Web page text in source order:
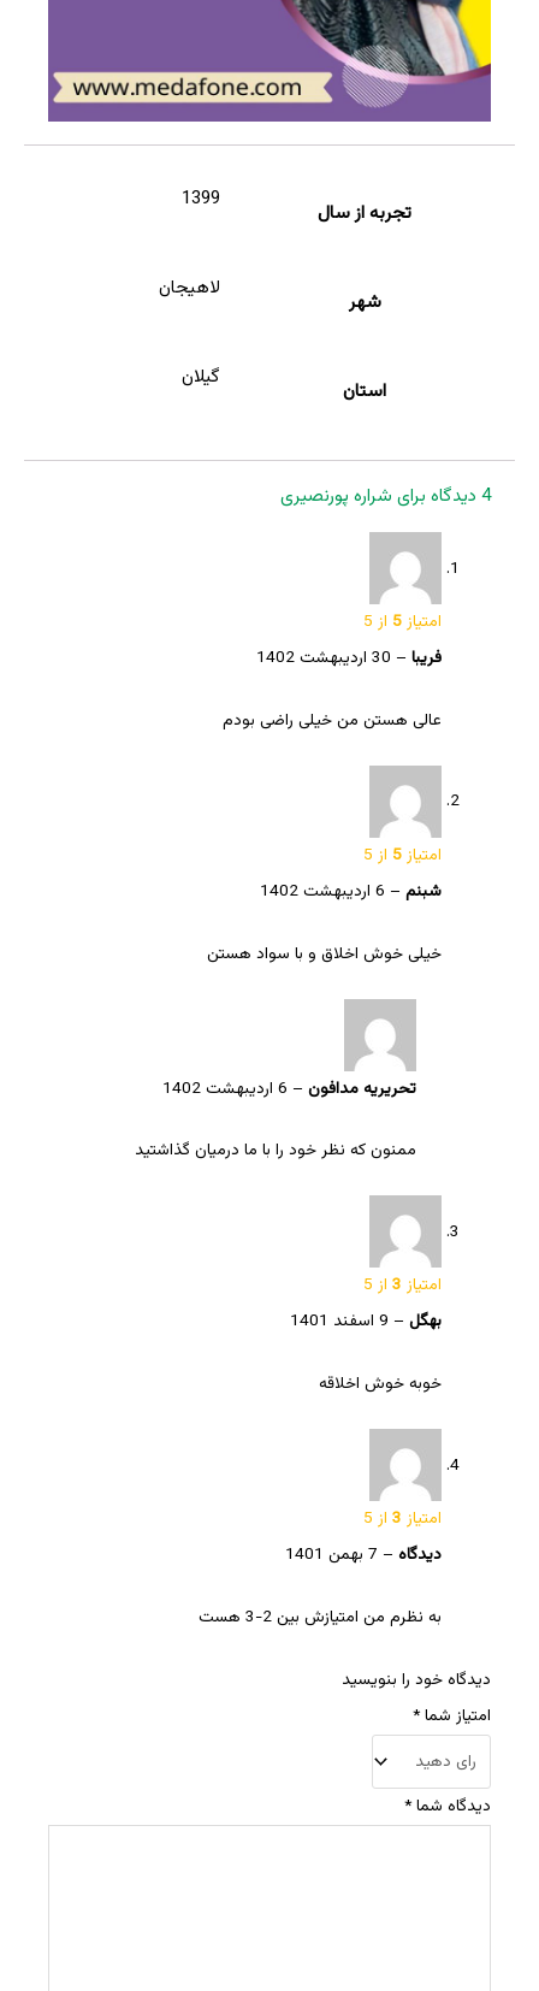
تجربه از سال
1399
شهر
لاهیجان
استان
گیلان
4 دیدگاه برای شراره پورنصیری
امتیاز5 از 5
فریبا – 30 اردیبهشت 1402
عالی هستن من خیلی راضی بودم
امتیاز5 از 5
شبنم – 6 اردیبهشت 1402
خیلی خوش اخلاق و با سواد هستن
تحریریه مدافون – 6 اردیبهشت 1402
ممنون که نظر خود را با ما درمیان گذاشتید
امتیاز 3 از 5
بهگل – 9 اسفند 1401
خوبه خوش اخلاقه
امتیاز 3 از 5
دیدگاه – 7 بهمن 1401
به نظرم من امتیازش بین 2-3 هست
دیدگاه خود را بنویسید
امتیاز شما*
دیدگاه شما*